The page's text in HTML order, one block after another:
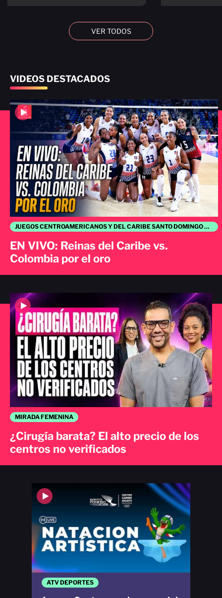
VER TODOS
VIDEOS DESTACADOS
MIRADA FEMENINA
¿Cirugía barata? El alto precio de los
centros no verificados
JUEGOS CENTROAMERICANOS Y DEL CARIBE SANTO DOMINGO 2026
EN VIVO: Reinas del Caribe vs.
Colombia por el oro
ATV DEPORTES